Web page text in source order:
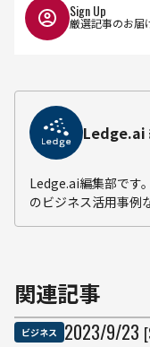
Sign Up
厳選記事のお届
Ledge.ai
Ledge.ai編集部です
のビジネス活用事例
関連記事
ビジネス 2023/9/23